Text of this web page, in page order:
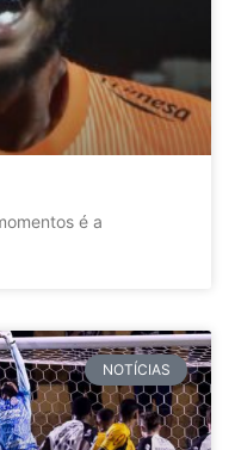
é a
NOTÍCIAS